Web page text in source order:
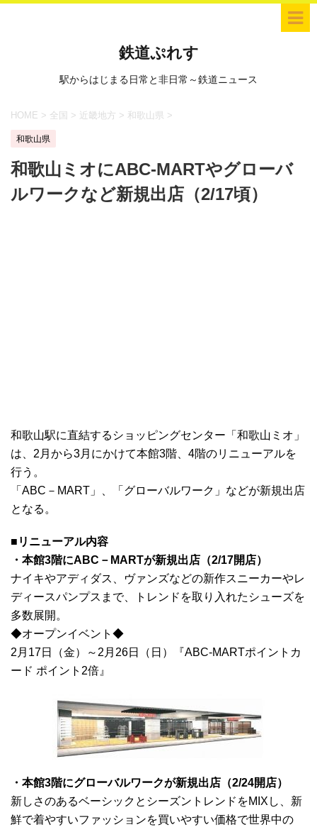
鉄道ぷれす
駅からはじまる日常と非日常～鉄道ニュース
HOME > 全国 > 近畿地方 > 和歌山県 >
和歌山県
和歌山ミオにABC-MARTやグローバ
ルワークなど新規出店（2/17頃）
和歌山駅に直結するショッピングセンター「和歌山ミオ」
は、2月から3月にかけて本館3階、4階のリニューアルを
行う。
「ABC－MART」、「グローバルワーク」などが新規出店
となる。
■リニューアル内容
・本館3階にABC－MARTが新規出店（2/17開店）
ナイキやアディダス、ヴァンズなどの新作スニーカーやレ
ディースパンプスまで、トレンドを取り入れたシューズを
多数展開。
◆オープンイベント◆
2月17日（金）～2月26日（日）『ABC-MARTポイントカ
ード ポイント2倍』
・本館3階にグローバルワークが新規出店（2/24開店）
新しさのあるベーシックとシーズントレンドをMIXし、新
鮮で着やすいファッションを買いやすい価格で世界中の